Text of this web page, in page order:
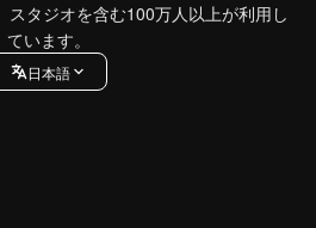
スタジオを含む100万人以上が利用し
ています。
日本語